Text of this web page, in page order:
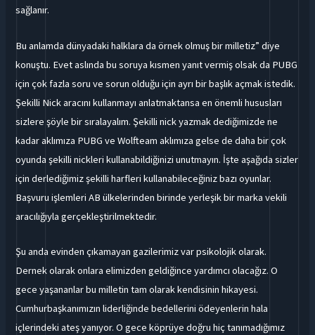
sağlanır.
Bu anlamda dünyadaki halklara da örnek olmuş bir milletiz” diye
konuştu. Evet aslında bu soruya kısmen yanıt vermiş olsak da PUBG
için çok fazla soru ve sorun olduğu için ayrı bir başlık açmak istedik.
Şekilli Nick aracını kullanmayı anlatmaktansa en önemli hususları
sizlere şöyle bir sıralayalım. Şekilli nick yazmak dediğimizde ne
kadar aklımıza PUBG ve Wolfteam aklımıza gelse de daha bir çok
oyunda şekilli nickleri kullanabildiğinizi unutmayın. İşte aşağıda sizler
için derlediğimiz şekilli harfleri kullanabileceğiniz bazı oyunlar.
Başvuru işlemleri AB ülkelerinden birinde yerleşik bir marka vekili
aracılığıyla gerçekleştirilmektedir.
Şu anda evinden çıkamayan gazilerimiz var psikolojik olarak.
Dernek olarak onlara elimizden geldiğince yardımcı olacağız. O
gece yaşananlar bu milletin tam olarak kendisinin hikayesi.
Cumhurbaşkanımızın liderliğinde bedellerini ödeyenlerin hala
içlerindeki ateş yanıyor. O gece köprüye doğru hiç tanımadığımız